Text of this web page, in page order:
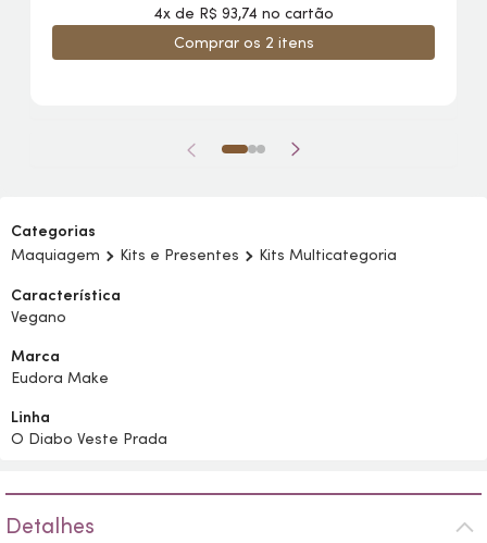
4x de R$ 93,74 no cartão
Comprar os 2 itens
Categorias
Maquiagem
Kits e Presentes Kits Multicategoria
Característica
Vegano
Marca
Eudora Make
Linha
O Diabo Veste Prada
Detalhes